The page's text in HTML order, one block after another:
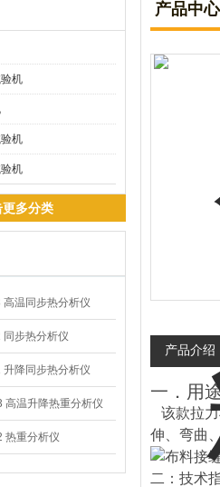
机
机
机
更多分类
温同步热分析仪
同步热分析仪
降同步热分析仪
高温升降热重分析仪
热重分析仪
产品中心
产品介绍
一．用
该款拉力
伸、弯曲
二：技术